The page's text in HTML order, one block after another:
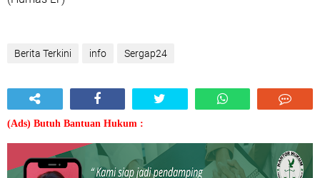
Berita Terkini info Sergap24
(Ads) Butuh Bantuan Hukum :